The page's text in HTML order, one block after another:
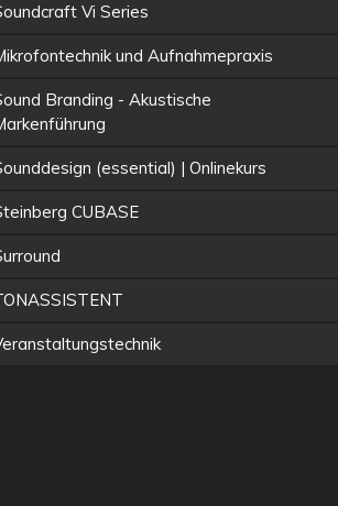
Vi Series
und Aufnahmepraxis
Branding - Akustische
(essential) | Onlinekurs
CUBASE